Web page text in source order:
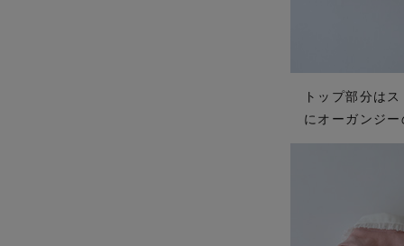
トップ部分は
にオーガンジ